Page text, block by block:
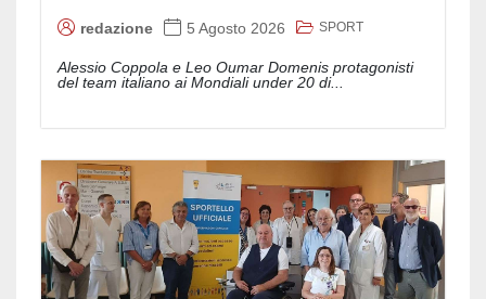
redazione 5 Agosto 2026 SPORT
Alessio Coppola e Leo Oumar Domenis protagonisti
del team italiano ai Mondiali under 20 di...